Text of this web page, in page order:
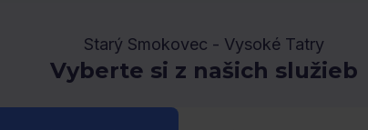
Starý Smokovec - Vysoké Tatry
Vyberte si z našich služieb